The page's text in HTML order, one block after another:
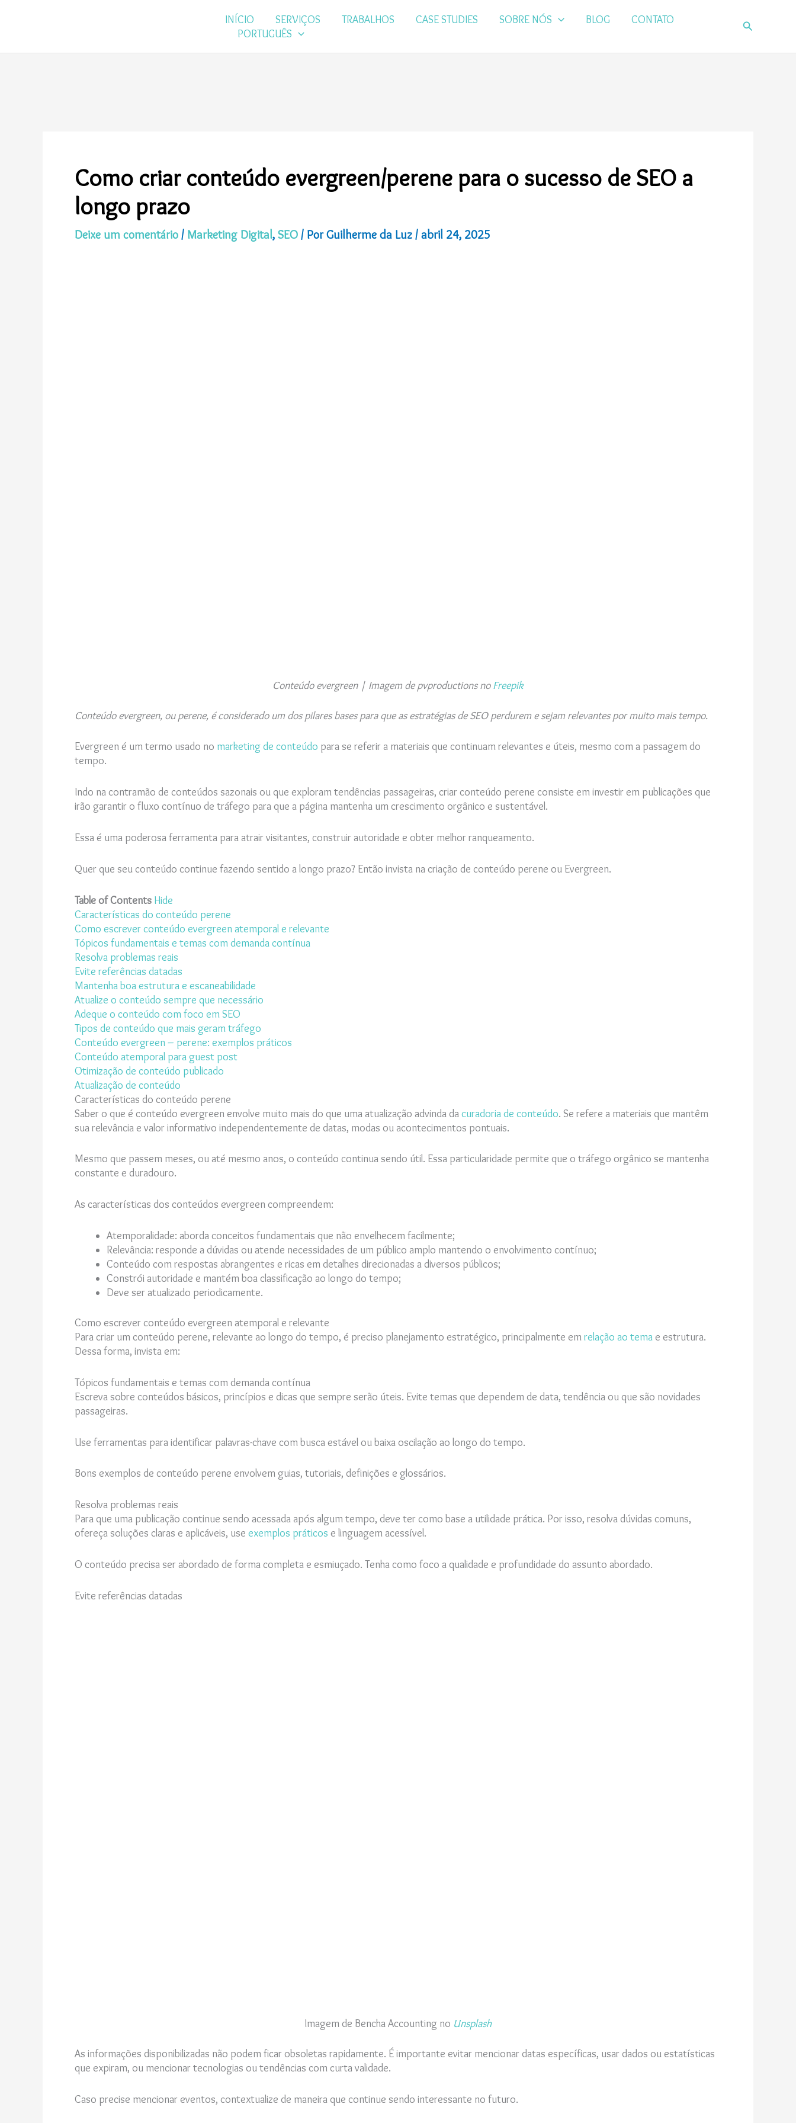
INÍCIO SERVIÇOS TRABALHOS CASE STUDIES SOBRE NÓS BLOG
CONTATO
PORTUGUÊS
Pesquisar
Como criar conteúdo evergreen/perene para o sucesso de SEO a
longo prazo
Deixe um comentário / Marketing Digital, SEO / PorGuilherme da Luz / abril 24, 2025
Conteúdo evergreen | Imagem de pvproductions noFreepik
Conteúdo evergreen, ou perene, é considerado um dos pilares bases para que as estratégias de SEO perdurem e sejam relevantes por muito mais tempo.
Evergreen é um termo usado no marketing de conteúdo para se referir a materiais que continuam relevantes e úteis, mesmo com a passagem do
tempo.
Indo na contramão de conteúdos sazonais ou que exploram tendências passageiras, criar conteúdo perene consiste em investir em publicações que
irão garantir o fluxo contínuo de tráfego para que a página mantenha um crescimento orgânico e sustentável.
Essa é uma poderosa ferramenta para atrair visitantes, construir autoridade e obter melhor ranqueamento.
Quer que seu conteúdo continue fazendo sentido a longo prazo? Então invista na criação de conteúdo perene ou Evergreen.
Table of Contents Hide
Características do conteúdo perene
Como escrever conteúdo evergreen atemporal e relevante
Tópicos fundamentais e temas com demanda contínua
Resolva problemas reais
Evite referências datadas
Mantenha boa estrutura e escaneabilidade
Atualize o conteúdo sempre que necessário
Adeque o conteúdo com foco em SEO
Tipos de conteúdo que mais geram tráfego
Conteúdo evergreen – perene: exemplos práticos
Conteúdo atemporal para guest post
Otimização de conteúdo publicado
Atualização de conteúdo
Características do conteúdo perene
Saber o que é conteúdo evergreen envolve muito mais do que uma atualização advinda dacuradoria de conteúdo. Se refere a materiais que mantêm
sua relevância e valor informativo independentemente de datas, modas ou acontecimentos pontuais.
Mesmo que passem meses, ou até mesmo anos, o conteúdo continua sendo útil. Essa particularidade permite que o tráfego orgânico se mantenha
constante e duradouro.
As características dos conteúdos evergreen compreendem:
Atemporalidade: aborda conceitos fundamentais que não envelhecem facilmente;
Relevância: responde a dúvidas ou atende necessidades de um público amplo mantendo o envolvimento contínuo;
Conteúdo com respostas abrangentes e ricas em detalhes direcionadas a diversos públicos;
Constrói autoridade e mantém boa classificação ao longo do tempo;
Deve ser atualizado periodicamente.
Como escrever conteúdo evergreen atemporal e relevante
Para criar um conteúdo perene, relevante ao longo do tempo, é preciso planejamento estratégico, principalmente emrelação ao temae estrutura.
Dessa forma, invista em:
Tópicos fundamentais e temas com demanda contínua
Escreva sobre conteúdos básicos, princípios e dicas que sempre serão úteis. Evite temas que dependem de data, tendência ou que são novidades
passageiras.
Use ferramentas para identificar palavras-chave com busca estável ou baixa oscilação ao longo do tempo.
Bons exemplos de conteúdo perene envolvem guias, tutoriais, definições e glossários.
Resolva problemas reais
Para que uma publicação continue sendo acessada após algum tempo, deve ter como base a utilidade prática. Por isso, resolva dúvidas comuns,
ofereça soluções claras e aplicáveis, use exemplos práticos e linguagem acessível.
O conteúdo precisa ser abordado de forma completa e esmiuçado. Tenha como foco a qualidade e profundidade do assunto abordado.
Evite referências datadas
Imagem de Bencha Accounting no Unsplash
As informações disponibilizadas não podem ficar obsoletas rapidamente. É importante evitar mencionar datas específicas, usar dados ou estatísticas
que expiram, ou mencionar tecnologias ou tendências com curta validade.
Caso precise mencionar eventos, contextualize de maneira que continue sendo interessante no futuro.